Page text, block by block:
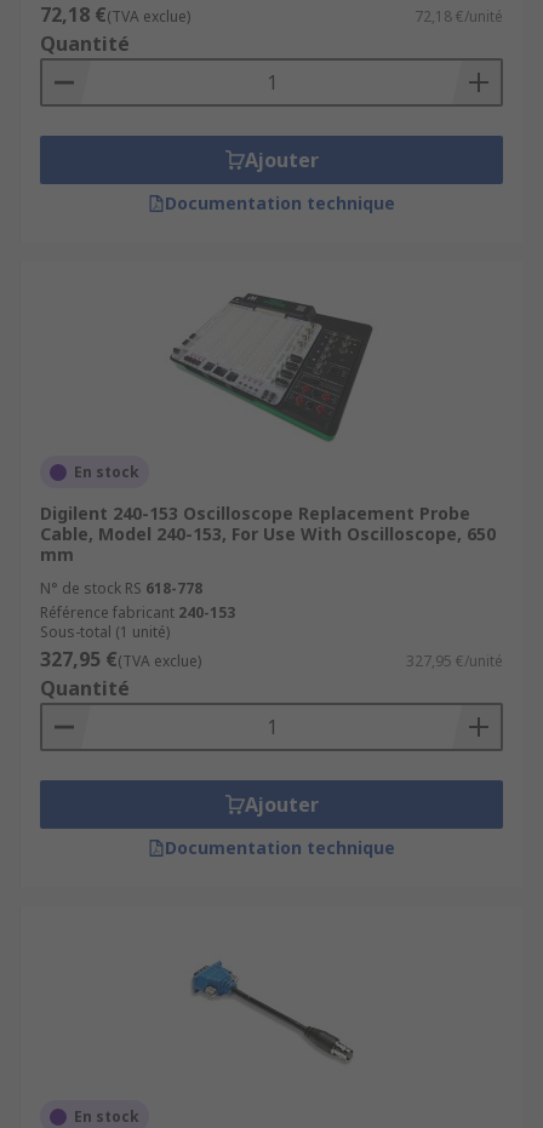
72,18 €(TVA exclue) 72,18 €/unité
Quantité
Ajouter
Documentation technique
En stock
Digilent 240-153 Oscilloscope Replacement Probe
Cable, Model 240-153, For Use With Oscilloscope, 650
mm
N° de stock RS 618-778
Référence fabricant 240-153
Sous-total (1 unité)
327,95 €(TVA exclue) 327,95 €/unité
Quantité
Ajouter
Documentation technique
En stock